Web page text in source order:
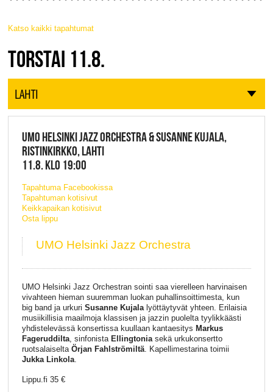
Katso kaikki tapahtumat
JAZZ FINLAND LIVE
TORSTAI 11.8.
LAHTI
UMO HELSINKI JAZZ ORCHESTRA & SUSANNE KUJALA,
RISTINKIRKKO, LAHTI
11.8. KLO 19:00
Tapahtuma Facebookissa
Tapahtuman kotisivut
Keikkapaikan kotisivut
Osta lippu
UMO Helsinki Jazz Orchestra
UMO Helsinki Jazz Orchestran sointi saa vierelleen harvinaisen
vivahteen hieman suuremman luokan puhallinsoittimesta, kun
big band ja urkuri Susanne Kujalalyöttäytyvät yhteen. Erilaisia
musiikillisia maailmoja klassisen ja jazzin puolelta tyylikkäästi
yhdistelevässä konsertissa kuullaan kantaesitys Markus
Fageruddilta, sinfonista Ellingtoniasekä urkukonsertto
ruotsalaiseltaÖrjan Fahlströmiltä. Kapellimestarina toimii
Jukka Linkola.
Lippu.fi 35 €